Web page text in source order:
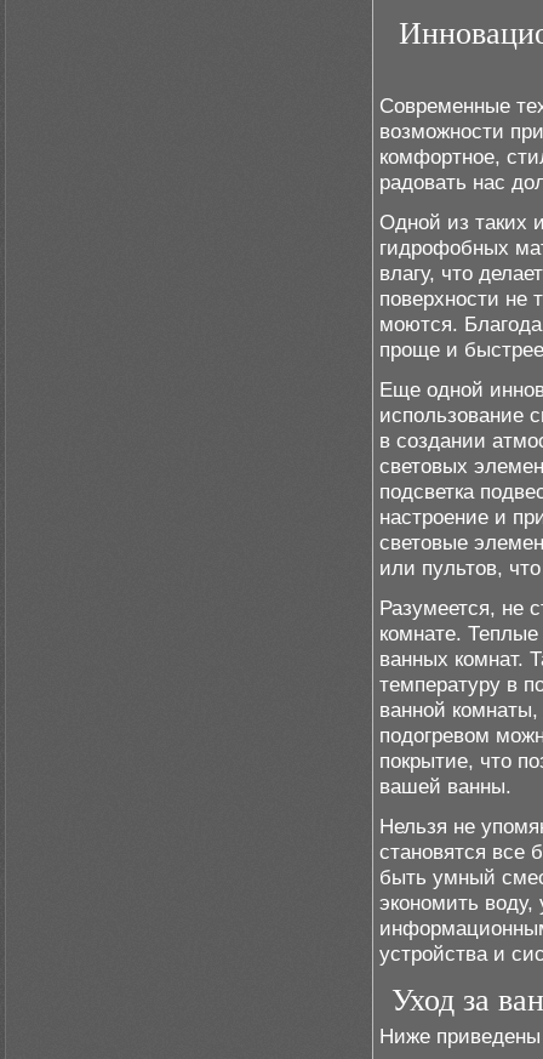
Современные
возможности
комфортное,
радовать нас
Одной из таких
гидрофобных
влагу, что
поверхности не
моются.
проще и
Еще одной
использование
в создании
световых
подсветка
настроение и
световые
или пультов,
Разумеется, не
комнате.
ванных комнат.
температуру в
ванной
подогревом
покрытие, что
вашей ванны.
Нельзя не
становятся все
быть умный
экономить
устройства и
Уход за
Ниже приведены